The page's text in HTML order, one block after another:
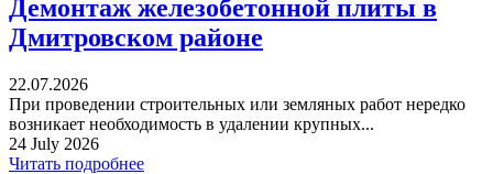
Демонтаж железобетонной плиты в
Дмитровском районе
22.07.2026
При проведении строительных или земляных работ нередко
возникает необходимость в удалении крупных...
24 July 2026
Читать подробнее